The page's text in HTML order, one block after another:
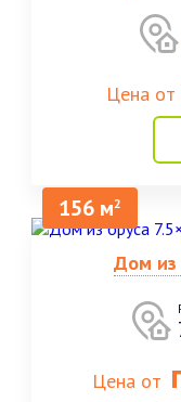
Цена от
156 м2
Дом из
Цена от